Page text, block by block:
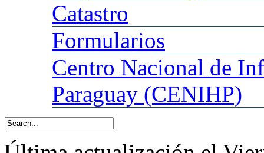
Catastro
Formularios
Centro Nacional de
Paraguay (CENIHP)